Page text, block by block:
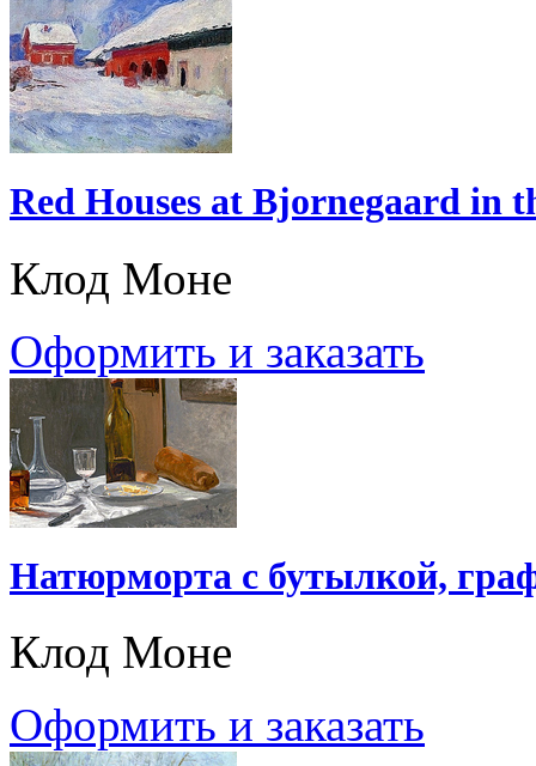
Red Houses at Bjornegaard in
Клод Моне
Оформить и заказать
Натюрморта с бутылкой,
Клод Моне
Оформить и заказать